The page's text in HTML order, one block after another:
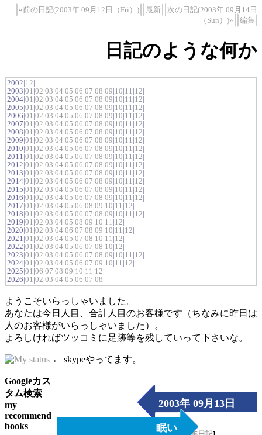
«前の日記(2003年 09月12日（Fri）) 最新
次の日記(2003年 09月14日
（Sun）)»
編集
日記のような何か
2002|12|
2003|01 |02|03|04|05|06|07|08|09|10|11 |12|
2004|01 |02|03|04|05|06|07|08|09|10|11 |12|
2005|01 |02|03|04|05|06|07|08|09|10|11 |12|
2006|01 |02|03|04|05|06|07|08|09|10|11 |12|
2007|01 |02|03|04|05|06|07|08|09|10|11 |12|
2008|01 |02|03|04|05|06|07|08|09|10|11 |12|
2009|01 |02|03|04|05|06|07|08|09|10|11 |12|
2010|01 |02|03|04|05|06|07|08|09|10|11 |12|
2011|01 |02|03|04|05|06|07|08|09|10|11 |12|
2012|01 |02|03|04|05|06|07|08|09|10|11 |12|
2013|01 |02|03|04|05|06|07|08|09|10|11 |12|
2014|01 |02|03|04|05|06|07|08|09|10|11 |12|
2015|01 |02|03|04|05|06|07|08|09|10|11 |12|
2016|01 |02|03|04|05|06|07|08|09|10|11 |12|
2017|01 |02|03|04|05|06|08|09|10|11 |12|
2018|01 |02|03|04|05|06|07|08|09|10|11 |12|
2019|01 |02|03|04|05|08|09|10|11 |12|
2020|01 |02|03|04|06|07|08|09|10|11 |12|
2021|01 |02|03|04|05|07|08|10|11 |12|
2022|01 |02|03|04|05|06|07|08|10|12|
2023|01 |02|03|04|05|06|07|08|09|10|11 |12|
2024|01 |02|03|04|05|06|07|09|10|11 |12|
2025|01 |06|07|08|09|10|11 |12|
2026|01 |02|03|04|05|06|07|08|
ようこそいらっしゃいました。
あなたは今日人目、合計人目のお客様です（ちなみに昨日は
人のお客様がいらっしゃいました）。
よろしければツッコミに足跡等を残していって下さいな。
← skypeやってます。
2003年 09月13日
（Sat）
眠い
Googleカス
タム検索
my
recommend
books